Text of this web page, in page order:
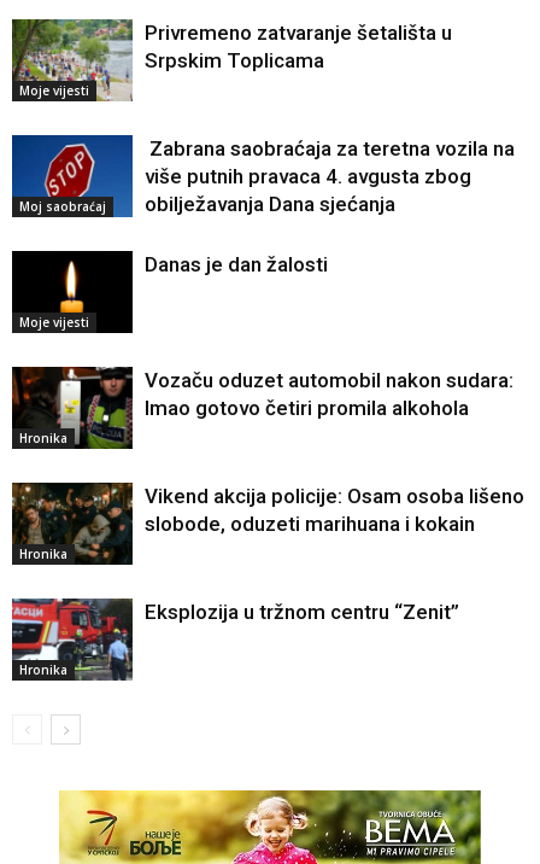
Moje vijesti
Privremeno zatvaranje šetališta u
Srpskim Toplicama
Moj saobraćaj
Zabrana saobraćaja za teretna vozila na
više putnih pravaca 4. avgusta zbog
obilježavanja Dana sjećanja
Moje vijesti
Danas je dan žalosti
Hronika
Vozaču oduzet automobil nakon sudara:
Imao gotovo četiri promila alkohola
Hronika
Vikend akcija policije: Osam osoba lišeno
slobode, oduzeti marihuana i kokain
Hronika
Eksplozija u tržnom centru “Zenit”